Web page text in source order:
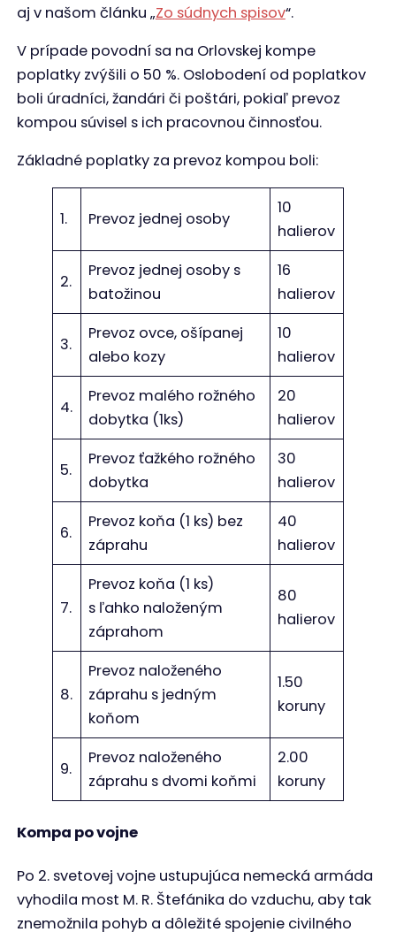
aj v našom článku „Zo súdnych spisov“.
V prípade povodní sa na Orlovskej kompe
poplatky zvýšili o 50 %. Oslobodení od poplatkov
boli úradníci, žandári či poštári, pokiaľ prevoz
kompou súvisel s ich pracovnou činnosťou.
Základné poplatky za prevoz kompou boli:
1. Prevoz jednej osoby
10
halierov
2.
Prevoz jednej osoby s
batožinou
16
halierov
3.
Prevoz ovce, ošípanej
alebo kozy
10
halierov
4.
Prevoz malého rožného
dobytka (1ks)
20
halierov
5.
Prevoz ťažkého rožného
dobytka
30
halierov
6.
Prevoz koňa (1 ks) bez
záprahu
40
halierov
7.
Prevoz koňa (1 ks)
s ľahko naloženým
záprahom
80
halierov
8.
Prevoz naloženého
záprahu s jedným
koňom
1.50
koruny
9.
Prevoz naloženého
záprahu s dvomi koňmi
2.00
koruny
Kompa po vojne
Po 2. svetovej vojne ustupujúca nemecká armáda
vyhodila most M. R. Štefánika do vzduchu, aby tak
znemožnila pohyb a dôležité spojenie civilného